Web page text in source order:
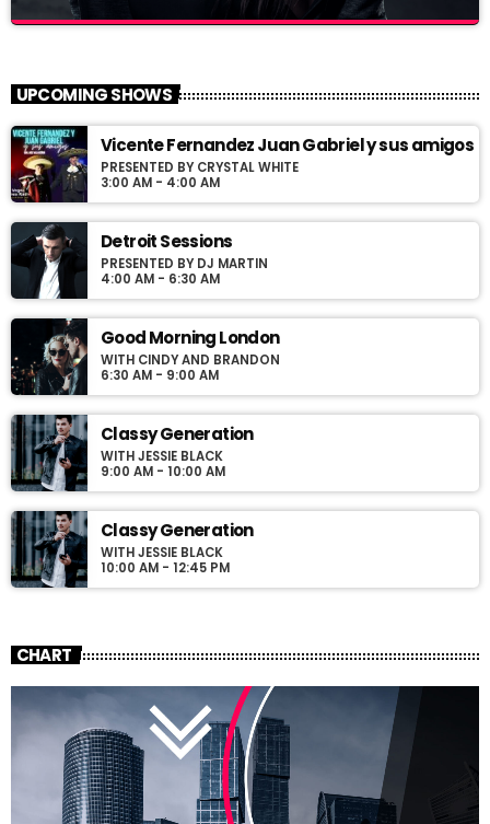
Presented by Jerome Blues
For every Show page the timetable is auomatically generated
from the schedule, and you can set automatic carousels of
Podcasts, Articles and Charts by simply choosing a category.
Curabitur id lacus felis. Sed justo mauris, auctor eget tellus nec,
justo. Aliquam semper faucibus odio id varius. Suspendisse
varius laoreet sodales.
UPCOMING SHOWS
Vicente Fernandez Juan Gabriel y sus amigos
PRESENTED BY CRYSTAL WHITE
3:00 AM - 4:00 AM
Detroit Sessions
PRESENTED BY DJ MARTIN
4:00 AM - 6:30 AM
Good Morning London
WITH CINDY AND BRANDON
6:30 AM - 9:00 AM
Classy Generation
WITH JESSIE BLACK
9:00 AM - 10:00 AM
Classy Generation
WITH JESSIE BLACK
10:00 AM - 12:45 PM
CHART